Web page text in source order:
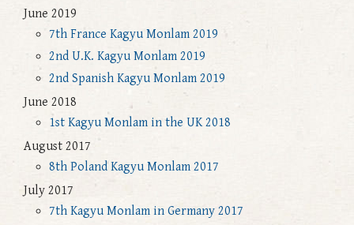
June 2019
7th France Kagyu Monlam 2019
2nd U.K. Kagyu Monlam 2019
2nd Spanish Kagyu Monlam 2019
June 2018
1st Kagyu Monlam in the UK 2018
August 2017
8th Poland Kagyu Monlam 2017
July 2017
7th Kagyu Monlam in Germany 2017